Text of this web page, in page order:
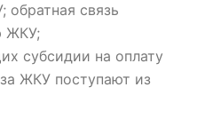
связь
ЖКУ;
субсидии на оплату
ЖКУ поступают из